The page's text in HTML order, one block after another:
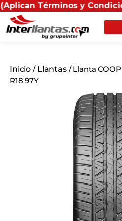
Términos y Condiciones)
Inicio / Llantas / Llanta
R18 97Y